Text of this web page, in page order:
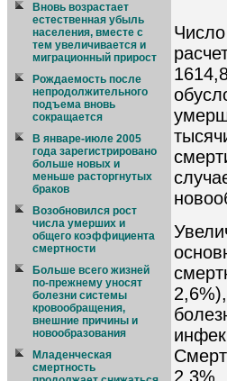
Вновь возрастает
естественная убыль
населения, вместе с
тем увеличивается и
миграционный прирост
Рождаемость после
непродолжительного
подъема вновь
сокращается
В январе-июле 2005
года зарегистрировано
больше новых и
меньше расторгнутых
браков
Возобновился рост
числа умерших и
общего коэффициента
смертности
Больше всего жизней
по-прежнему уносят
болезни системы
кровообращения,
внешние причины и
новообразования
Младенческая
смертность